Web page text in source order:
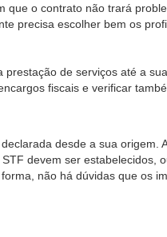
que o contrato não trará
precisa escolher bem os
de serviços até a
fiscais e verificar
desde a sua origem.
devem ser estabelecidos,
não há dúvidas que os